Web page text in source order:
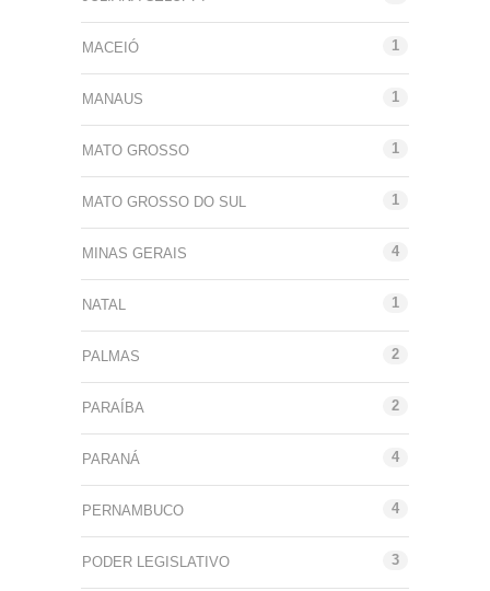
MACEIÓ 1
MANAUS 1
MATO GROSSO 1
MATO GROSSO DO SUL 1
MINAS GERAIS 4
NATAL 1
PALMAS 2
PARAÍBA 2
PARANÁ 4
PERNAMBUCO 4
PODER LEGISLATIVO 3